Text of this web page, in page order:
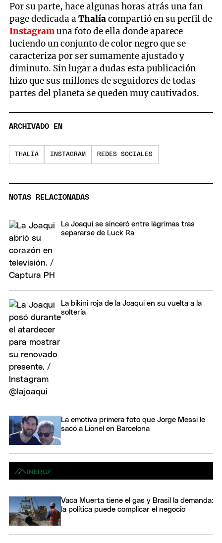
Por su parte, hace algunas horas atrás una fan
page dedicada a Thalíacompartió en su perfil de
Instagramuna foto de ella donde aparece
luciendo un conjunto de color negro que se
caracteriza por ser sumamente ajustado y
diminuto. Sin lugar a dudas esta publicación
hizo que sus millones de seguidores de todas
partes del planeta se queden muy cautivados.
ARCHIVADO EN
THALÍA INSTAGRAM REDES SOCIALES
NOTAS RELACIONADAS
La Joaqui se sinceró entre lágrimas tras
separarse de Luck Ra
La bikini roja de la Joaqui en su vuelta a la
soltería
La emotiva primera foto que Jorge Messi le
sacó a Lionel en Barcelona
Vaca Muerta tiene el gas y Brasil la demanda:
la política puede complicar el negocio